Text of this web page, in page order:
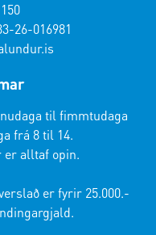
26-016981
til fimmtudaga
frá 8 til 14.
er alltaf opin.
er fyrir 25.000.-